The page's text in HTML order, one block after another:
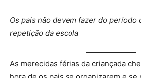
Os pais não devem fazer do período
repetição da escola
As merecidas férias da criançada